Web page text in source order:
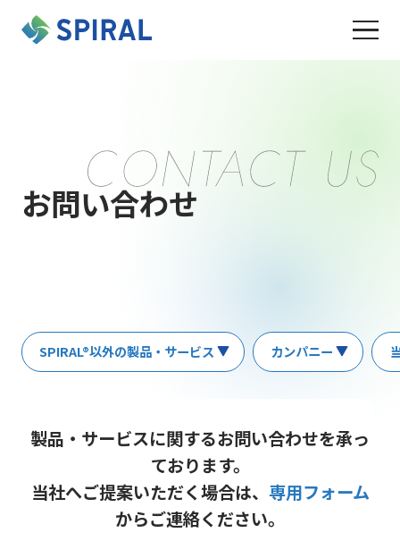
お問い合わせ
SPIRAL®以外の製品・サービス カンパニー
製品・サービスに関するお問い合わせを承っ
ております。
当社へご提案いただく場合は、 専用フォーム
からご連絡ください。